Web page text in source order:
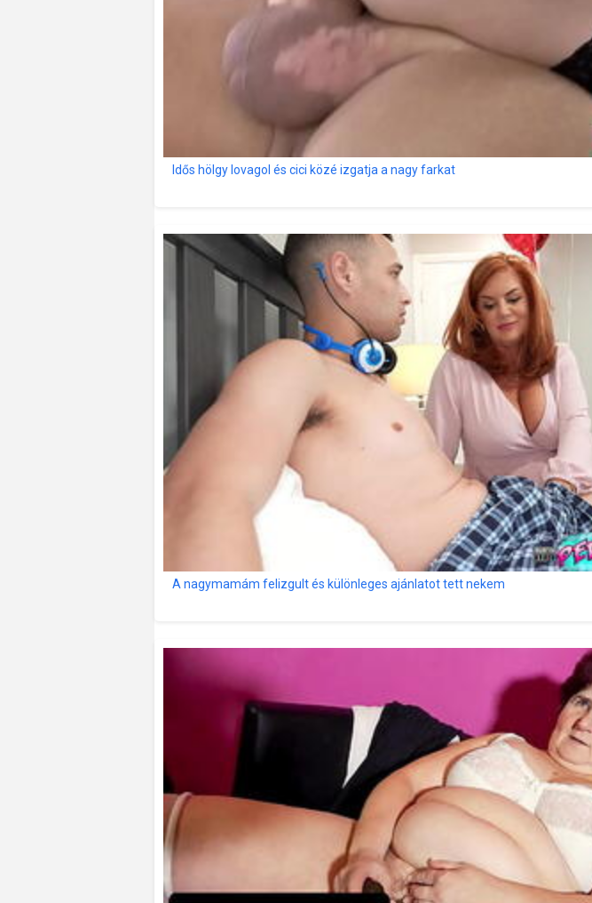
Idős hölgy lovagol és cici közé izgatja a nagy farkat
A nagymamám felizgult és különleges ajánlatot tett nekem